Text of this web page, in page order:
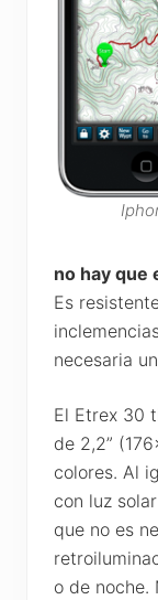
no hay que
Es
necesaria
El Etrex 30
de 2,2”
colores. Al
con luz
que no es
o de noche.